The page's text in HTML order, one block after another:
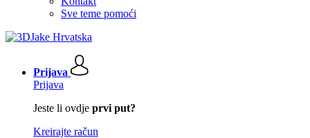
Sve teme pomoći
Prijava
Prijava
Jeste li ovdje prvi put?
Kreirajte račun